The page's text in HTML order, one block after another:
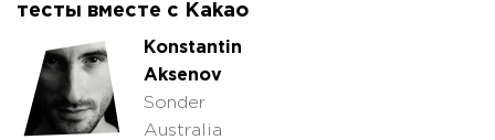
тесты вместе с Kakao
Konstantin
Aksenov
Sonder
Australia